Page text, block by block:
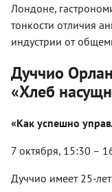
Лондоне,
тонкости отличия
индустрии от
Дуччио
«Хлеб
«Как успешно
7 октября, 15:30 –
Дуччио имеет 25-